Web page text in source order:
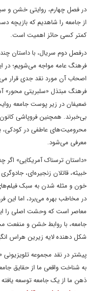
در فصل چهارم، روایتی خشن و
از جامعه را شاهدیم که بازیچه
کمتر کسی حائز اهمیت است.
درفصل دوم سریال، با داستان
فرهنگ عامه مواجه می‌شویم؛ در
اصحاب آن مورد نقد جدی قرار
فرهنگ مبتذل «سلبریتی محور»
ضعیفان در زیر پوست جامعه
بی‌خبرند. همچنین فروپاشی
محرومیت‌های عاطفی در کودکی،
معرفی می‌شود.
«داستان ترسناک آمریکایی»
خبیثه، قاتلان زنجیره‌ای،
در مخاطب بهره می‌برد، اما این
معاصر است که وحشت اصلی را
جامعه، با روابط خشن و منفعت
شکل دهنده لایه زیرین هراس
پیشتر در نقد مجموعه
به شناخت واقعی ما از حقایق
ذهن ما از یک جامعه توسعه